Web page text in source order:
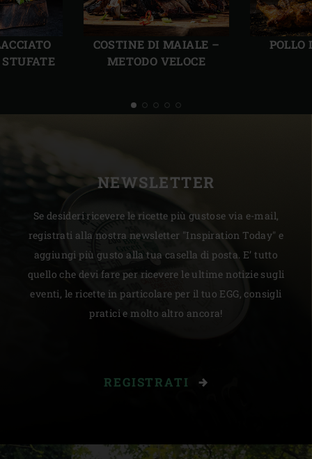
STUFATE
COSTINE DI MAIALE –
METODO VELOCE
POLLO
Precedente
NEWSLETTER
Se desideri ricevere le ricette più gustose via e-mail,
registrati alla nostra newsletter "Inspiration Today" e
aggiungi più gusto alla tua casella di posta. E’ tutto
quello che devi fare per ricevere le ultime notizie sugli
eventi, le ricette in particolare per il tuo EGG, consigli
pratici e molto altro ancora!
REGISTRATI